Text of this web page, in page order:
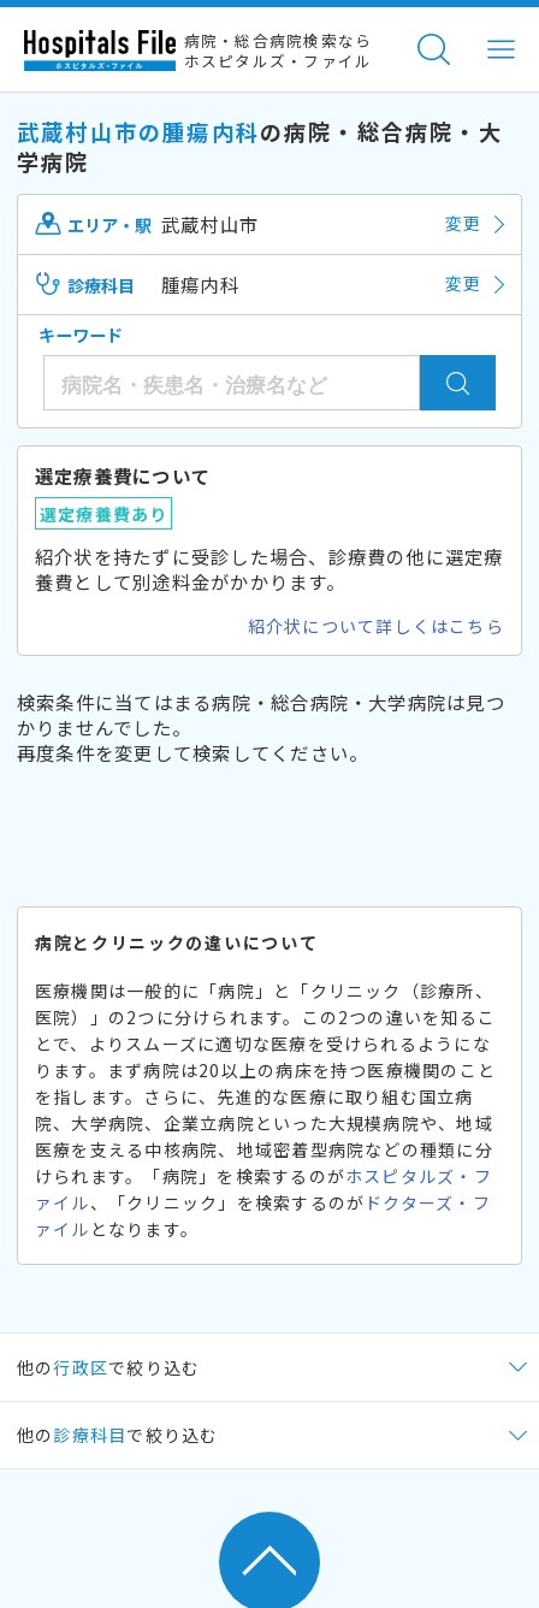
病院・総合病院検索なら
ホスピタルズ・ファイル
武蔵村山市の腫瘍内科の病院・総合病院・大
学病院
エリア・駅 武蔵村山市 変更
診療科目 腫瘍内科 変更
キーワード
選定療養費について
選定療養費あり
紹介状を持たずに受診した場合、診療費の他に選定療
養費として別途料金がかかります。
紹介状について詳しくはこちら
検索条件に当てはまる病院・総合病院・大学病院は見つ
かりませんでした。
再度条件を変更して検索してください。
病院とクリニックの違いについて
医療機関は一般的に「病院」と「クリニック（診療所、
医院）」の2つに分けられます。この2つの違いを知るこ
とで、よりスムーズに適切な医療を受けられるようにな
ります。まず病院は20以上の病床を持つ医療機関のこと
を指します。さらに、先進的な医療に取り組む国立病
院、大学病院、企業立病院といった大規模病院や、地域
医療を支える中核病院、地域密着型病院などの種類に分
けられます。「病院」を検索するのがホスピタルズ・フ
ァイル、「クリニック」を検索するのが ドクターズ・フ
ァイル となります。
他の行政区で絞り込む
他の 診療科目で絞り込む